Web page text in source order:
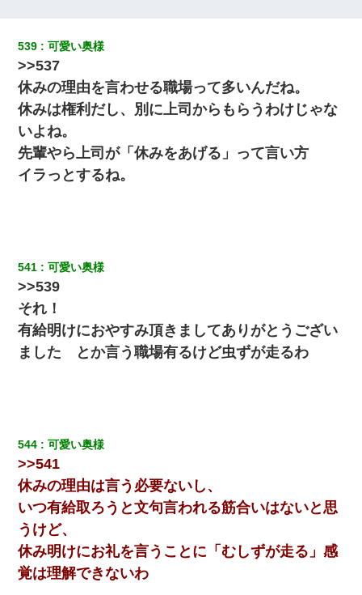
結婚生活10ヶ月目で嫁から一方的に「もう冷めた」と離婚切り出
された
日航機墜落事故の「ここからは日本語で大丈夫ですよ〜」の絶望
感がヤバイ・・・
【驚愕】5000円でＪＫと行為してきたが後悔しかない…
おう』友人達を家に連れ帰ってホームパーティー→俺『皆に祝え
てもらえて良かったな！』→
我が家のガレージに見知らぬ車。俺「もしもし、玄関にもシャッ
ターリモコンあるだろ？DOWNのボタン押してｗ」→ 待つこと１
時間弱・・・
旦那の元カノをSNSで探して写真を保存して顔面評価スレで写真
を晒してた。ほとんどがブスという評価の中で二人ほど意外に好
評価で苦々しく思った
元旦那から復縁要請。息子「最新型のiPhoneも買えない貧乏は嫌
だ、再婚して」私「なら父親と暮らせ」息子「やった＾＾」私
（もう手遅れだったんだな…）
全く親しくないママ友Aから突然「飲み会しよう」と誘われたがお
539 可愛い奥様
>>537
休みの理由を言わせる職場って多いんだね。
休みは権利だし、別に上司からもらうわけじゃな
いよね。
先輩やら上司が「休みをあげる」って言い方
イラっとするね。
541 可愛い奥様
>>539
それ！
有給明けにおやすみ頂きましてありがとうござい
ました とか言う職場有るけど虫ずが走るわ
544 可愛い奥様
>>541
休みの理由は言う必要ないし、
いつ有給取ろうと文句言われる筋合いはないと思
うけど、
休み明けにお礼を言うことに「むしずが走る」感
覚は理解できないわ